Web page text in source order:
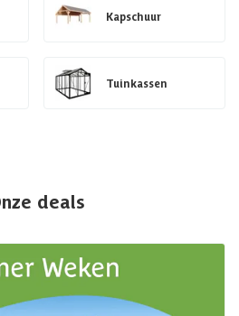
Kapschuur
Tuinkassen
deals